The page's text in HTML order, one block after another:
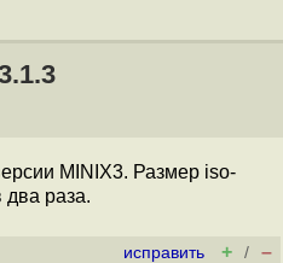
MINIX3. Размер iso-
два раза.
исправить + / –